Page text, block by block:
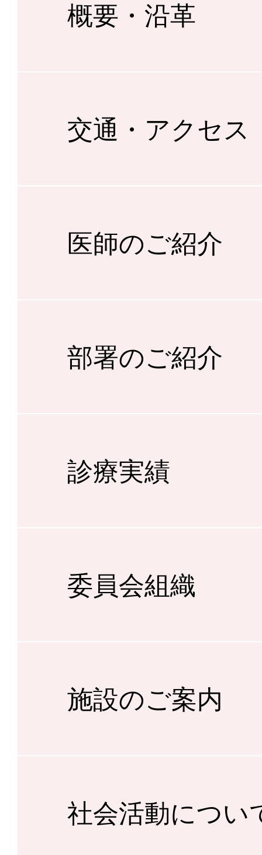
概要・沿革
交通・アクセス
医師のご紹介
部署のご紹介
診療実績
委員会組織
施設のご案内
社会活動につい